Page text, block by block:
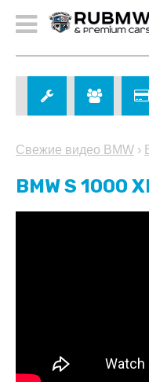
Свежие видео BMW ›
BMW S 1000